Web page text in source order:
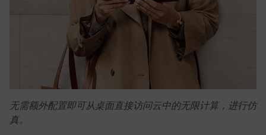
无需额外配置即可从桌面直接访问云中的无限计算，进行仿
真。